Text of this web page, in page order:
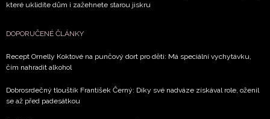
které uklidíte dům i zažehnete starou jiskru
DOPORUČENÉ ČLÁNKY
Recept Ornelly Koktové na punčový dort pro děti: Má speciální vychytávku,
čím nahradit alkohol
Dobrosrdečný tlouštík František Černý: Díky své nadváze získával role, oženil
se až před padesátkou